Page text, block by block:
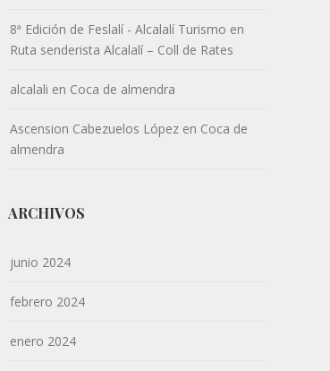
8ª Edición de Feslalí - Alcalalí Turismo en
Ruta senderista Alcalalí – Coll de Rates
alcalali en Coca de almendra
Ascension Cabezuelos López en Coca de
almendra
ARCHIVOS
junio 2024
febrero 2024
enero 2024